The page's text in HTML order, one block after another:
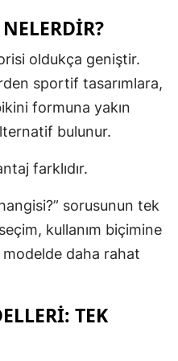
oldukça geniştir.
sportif tasarımlara,
formuna yakın
bulunur.
farklıdır.
sorusunun tek
kullanım biçimine
daha rahat
TEK